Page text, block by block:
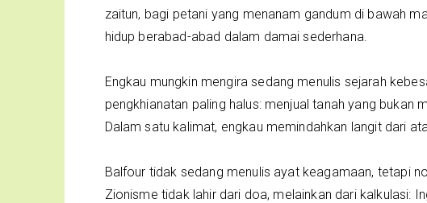
zaitun, bagi petani yang menanam gandum di bawah
hidup berabad-abad dalam damai sederhana.
Engkau mungkin mengira sedang menulis sejarah
pengkhianatan paling halus: menjual tanah yang bukan
Dalam satu kalimat, engkau memindahkan langit dari
Balfour tidak sedang menulis ayat keagamaan, tetapi
Zionisme tidak lahir dari doa, melainkan dari kalkulasi: